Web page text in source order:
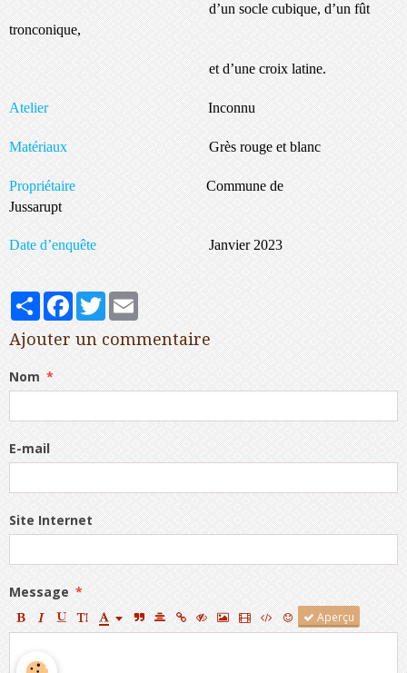
d’un socle cubique, d’un fût
tronconique,
et d’une croix latine.
AtelierInconnu
MatériauxGrès rouge et blanc
PropriétaireCommune de
Jussarupt
Date d’enquêteJanvier 2023
PartagerFacebook
TwitterEmail
Ajouter un commentaire
Nom
E-mail
Site Internet
Message
Aperçu